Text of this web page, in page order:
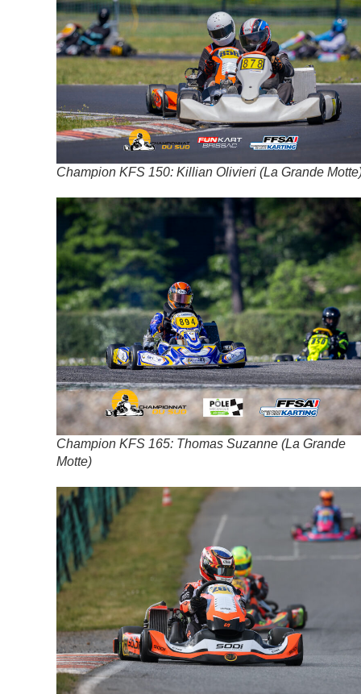
Champion KFS 150: Killian Olivieri (La Grande
Champion KFS 165: Thomas Suzanne (La Grande
Motte)